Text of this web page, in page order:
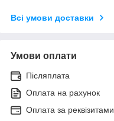
Всі умови доставки
Умови оплати
Післяплата
Оплата на рахунок
Оплата за реквізитами